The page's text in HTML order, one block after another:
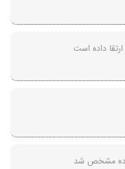
داده است
مشخص شد